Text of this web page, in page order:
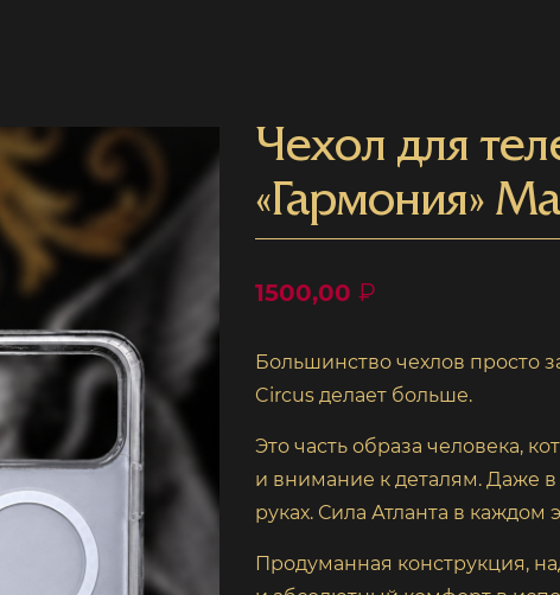
Чехол для
«Гармония»
1500,00₽
Большинство чехлов просто
Circus делает больше.
Это часть образа человека,
и внимание к деталям. Даже в
руках. Сила Атланта в каждом
Продуманная конструкция,